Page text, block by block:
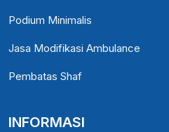
Podium Minimalis
Jasa Modifikasi Ambulance
Pembatas Shaf
INFORMASI